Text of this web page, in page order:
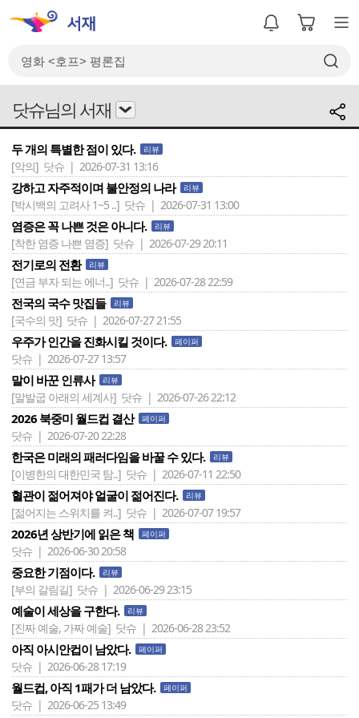
닷슈님의 서재
두 개의 특별한 점이 있다. 리뷰
[악의] 닷슈 | 2026-07-31 13:16
강하고 자주적이며 불안정의 나라 리뷰
[박시백의 고려사 1~5 ..] 닷슈 | 2026-07-31 13:00
염증은 꼭 나쁜 것은 아니다. 리뷰
[착한 염증 나쁜 염증] 닷슈 | 2026-07-29 20:11
전기로의 전환 리뷰
[연금 부자 되는 에너..] 닷슈 | 2026-07-28 22:59
전국의 국수 맛집들 리뷰
[국수의 맛] 닷슈 | 2026-07-27 21:55
우주가 인간을 진화시킬 것이다. 페이퍼
닷슈 | 2026-07-27 13:57
말이 바꾼 인류사 리뷰
[말발굽 아래의 세계사] 닷슈 | 2026-07-26 22:12
2026 북중미 월드컵 결산 페이퍼
닷슈 | 2026-07-20 22:28
한국은 미래의 패러다임을 바꿀 수 있다. 리뷰
[이병한의 대한민국 탐..] 닷슈 | 2026-07-11 22:50
혈관이 젊어져야 얼굴이 젊어진다. 리뷰
[젊어지는 스위치를 켜..] 닷슈 | 2026-07-07 19:57
2026년 상반기에 읽은 책 페이퍼
닷슈 | 2026-06-30 20:58
중요한 기점이다. 리뷰
[부의 갈림길] 닷슈 | 2026-06-29 23:15
예술이 세상을 구한다. 리뷰
[진짜 예술, 가짜 예술] 닷슈 | 2026-06-28 23:52
아직 아시안컵이 남았다. 페이퍼
닷슈 | 2026-06-28 17:19
월드컵, 아직 1패가 더 남았다. 페이퍼
닷슈 | 2026-06-25 13:49